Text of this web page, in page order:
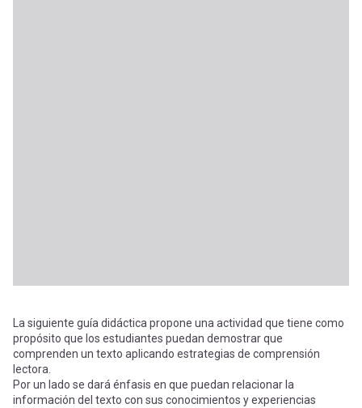
La siguiente guía didáctica propone una actividad que tiene como
propósito que los estudiantes puedan demostrar que
comprenden un texto aplicando estrategias de comprensión
lectora.
Por un lado se dará énfasis en que puedan relacionar la
información del texto con sus conocimientos y experiencias